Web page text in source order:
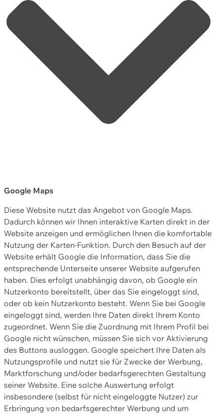
Google Maps
Diese Website nutzt das Angebot von Google Maps.
Dadurch können wir Ihnen interaktive Karten direkt in der
Website anzeigen und ermöglichen Ihnen die komfortable
Nutzung der Karten-Funktion. Durch den Besuch auf der
Website erhält Google die Information, dass Sie die
entsprechende Unterseite unserer Website aufgerufen
haben. Dies erfolgt unabhängig davon, ob Google ein
Nutzerkonto bereitstellt, über das Sie eingeloggt sind,
oder ob kein Nutzerkonto besteht. Wenn Sie bei Google
eingeloggt sind, werden Ihre Daten direkt Ihrem Konto
zugeordnet. Wenn Sie die Zuordnung mit Ihrem Profil bei
Google nicht wünschen, müssen Sie sich vor Aktivierung
des Buttons ausloggen. Google speichert Ihre Daten als
Nutzungsprofile und nutzt sie für Zwecke der Werbung,
Marktforschung und/oder bedarfsgerechten Gestaltung
seiner Website. Eine solche Auswertung erfolgt
insbesondere (selbst für nicht eingeloggte Nutzer) zur
Erbringung von bedarfsgerechter Werbung und um